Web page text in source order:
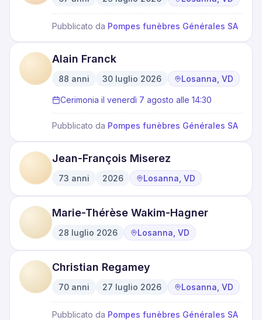
Pubblicato da Pompes funèbres Générales SA
Alain Franck
88 anni 30 luglio 2026 Losanna, VD
Cerimonia il venerdì 7 agosto alle 14:30
Pubblicato da Pompes funèbres Générales SA
Jean-François Miserez
73 anni 2026 Losanna, VD
Marie-Thérèse Wakim-Hagner
28 luglio 2026 Losanna, VD
Christian Regamey
70 anni 27 luglio 2026 Losanna, VD
Pubblicato da Pompes funèbres Générales SA